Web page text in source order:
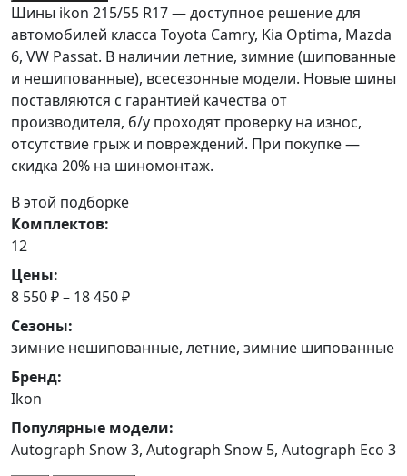
Шины ikon 215/55 R17 — доступное решение для
автомобилей класса Toyota Camry, Kia Optima, Mazda
6, VW Passat. В наличии летние, зимние (шипованные
и нешипованные), всесезонные модели. Новые шины
поставляются с гарантией качества от
производителя, б/у проходят проверку на износ,
отсутствие грыж и повреждений. При покупке —
скидка 20% на шиномонтаж.
В этой подборке
Комплектов:
12
Цены:
8 550 ₽ – 18 450 ₽
Сезоны:
зимние нешипованные, летние, зимние шипованные
Бренд:
Ikon
Популярные модели:
Autograph Snow 3, Autograph Snow 5, Autograph Eco 3